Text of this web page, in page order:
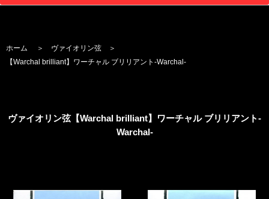
ホーム ＞ ヴァイオリン弦 ＞
【Warchal brilliant】 ワーチャル ブリリアント -Warchal-
ヴァイオリン弦【Warchal brilliant】 ワーチャル ブリリアント-
Warchal-